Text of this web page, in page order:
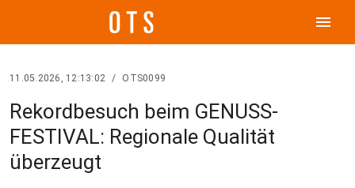
menu
11.05.2026, 12:13:02 / OTS0099
Rekordbesuch beim GENUSS-
FESTIVAL: Regionale Qualität
überzeugt